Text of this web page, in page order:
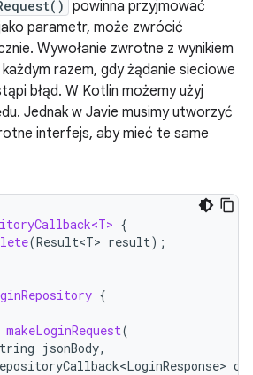
powinna przyjmować
parametr, może zwrócić
Wywołanie zwrotne z wynikiem
razem, gdy żądanie sieciowe
błąd. W Kotlin możemy użyj
Jednak w Javie musimy utworzyć
interfejs, aby mieć te same
{
(Result<T> result);
{
makeLoginRequest(
jsonBody,